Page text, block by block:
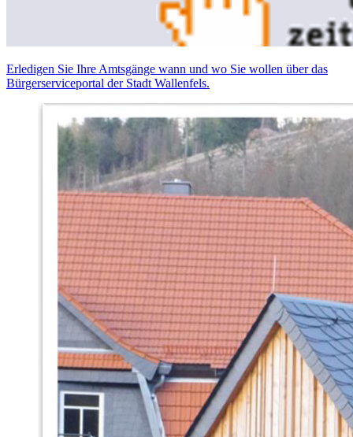
Erledigen Sie Ihre Amtsgänge wann und wo Sie wollen über das
Bürgerserviceportal der Stadt Wallenfels.